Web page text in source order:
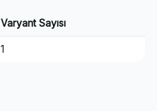
Varyant Sayısı
1